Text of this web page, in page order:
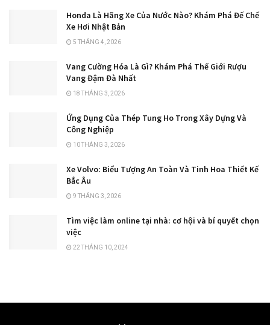
Honda Là Hãng Xe Của Nước Nào? Khám Phá Đế Chế
Xe Hơi Nhật Bản
5 THÁNG 4, 2026
Vang Cường Hóa Là Gì? Khám Phá Thế Giới Rượu
Vang Đậm Đà Nhất
18 THÁNG 3, 2026
Ứng Dụng Của Thép Tung Ho Trong Xây Dựng Và
Công Nghiệp
10 THÁNG 3, 2026
Xe Volvo: Biểu Tượng An Toàn Và Tinh Hoa Thiết Kế
Bắc Âu
9 THÁNG 3, 2026
Tìm việc làm online tại nhà: cơ hội và bí quyết chọn
việc
22 THÁNG 10, 2024